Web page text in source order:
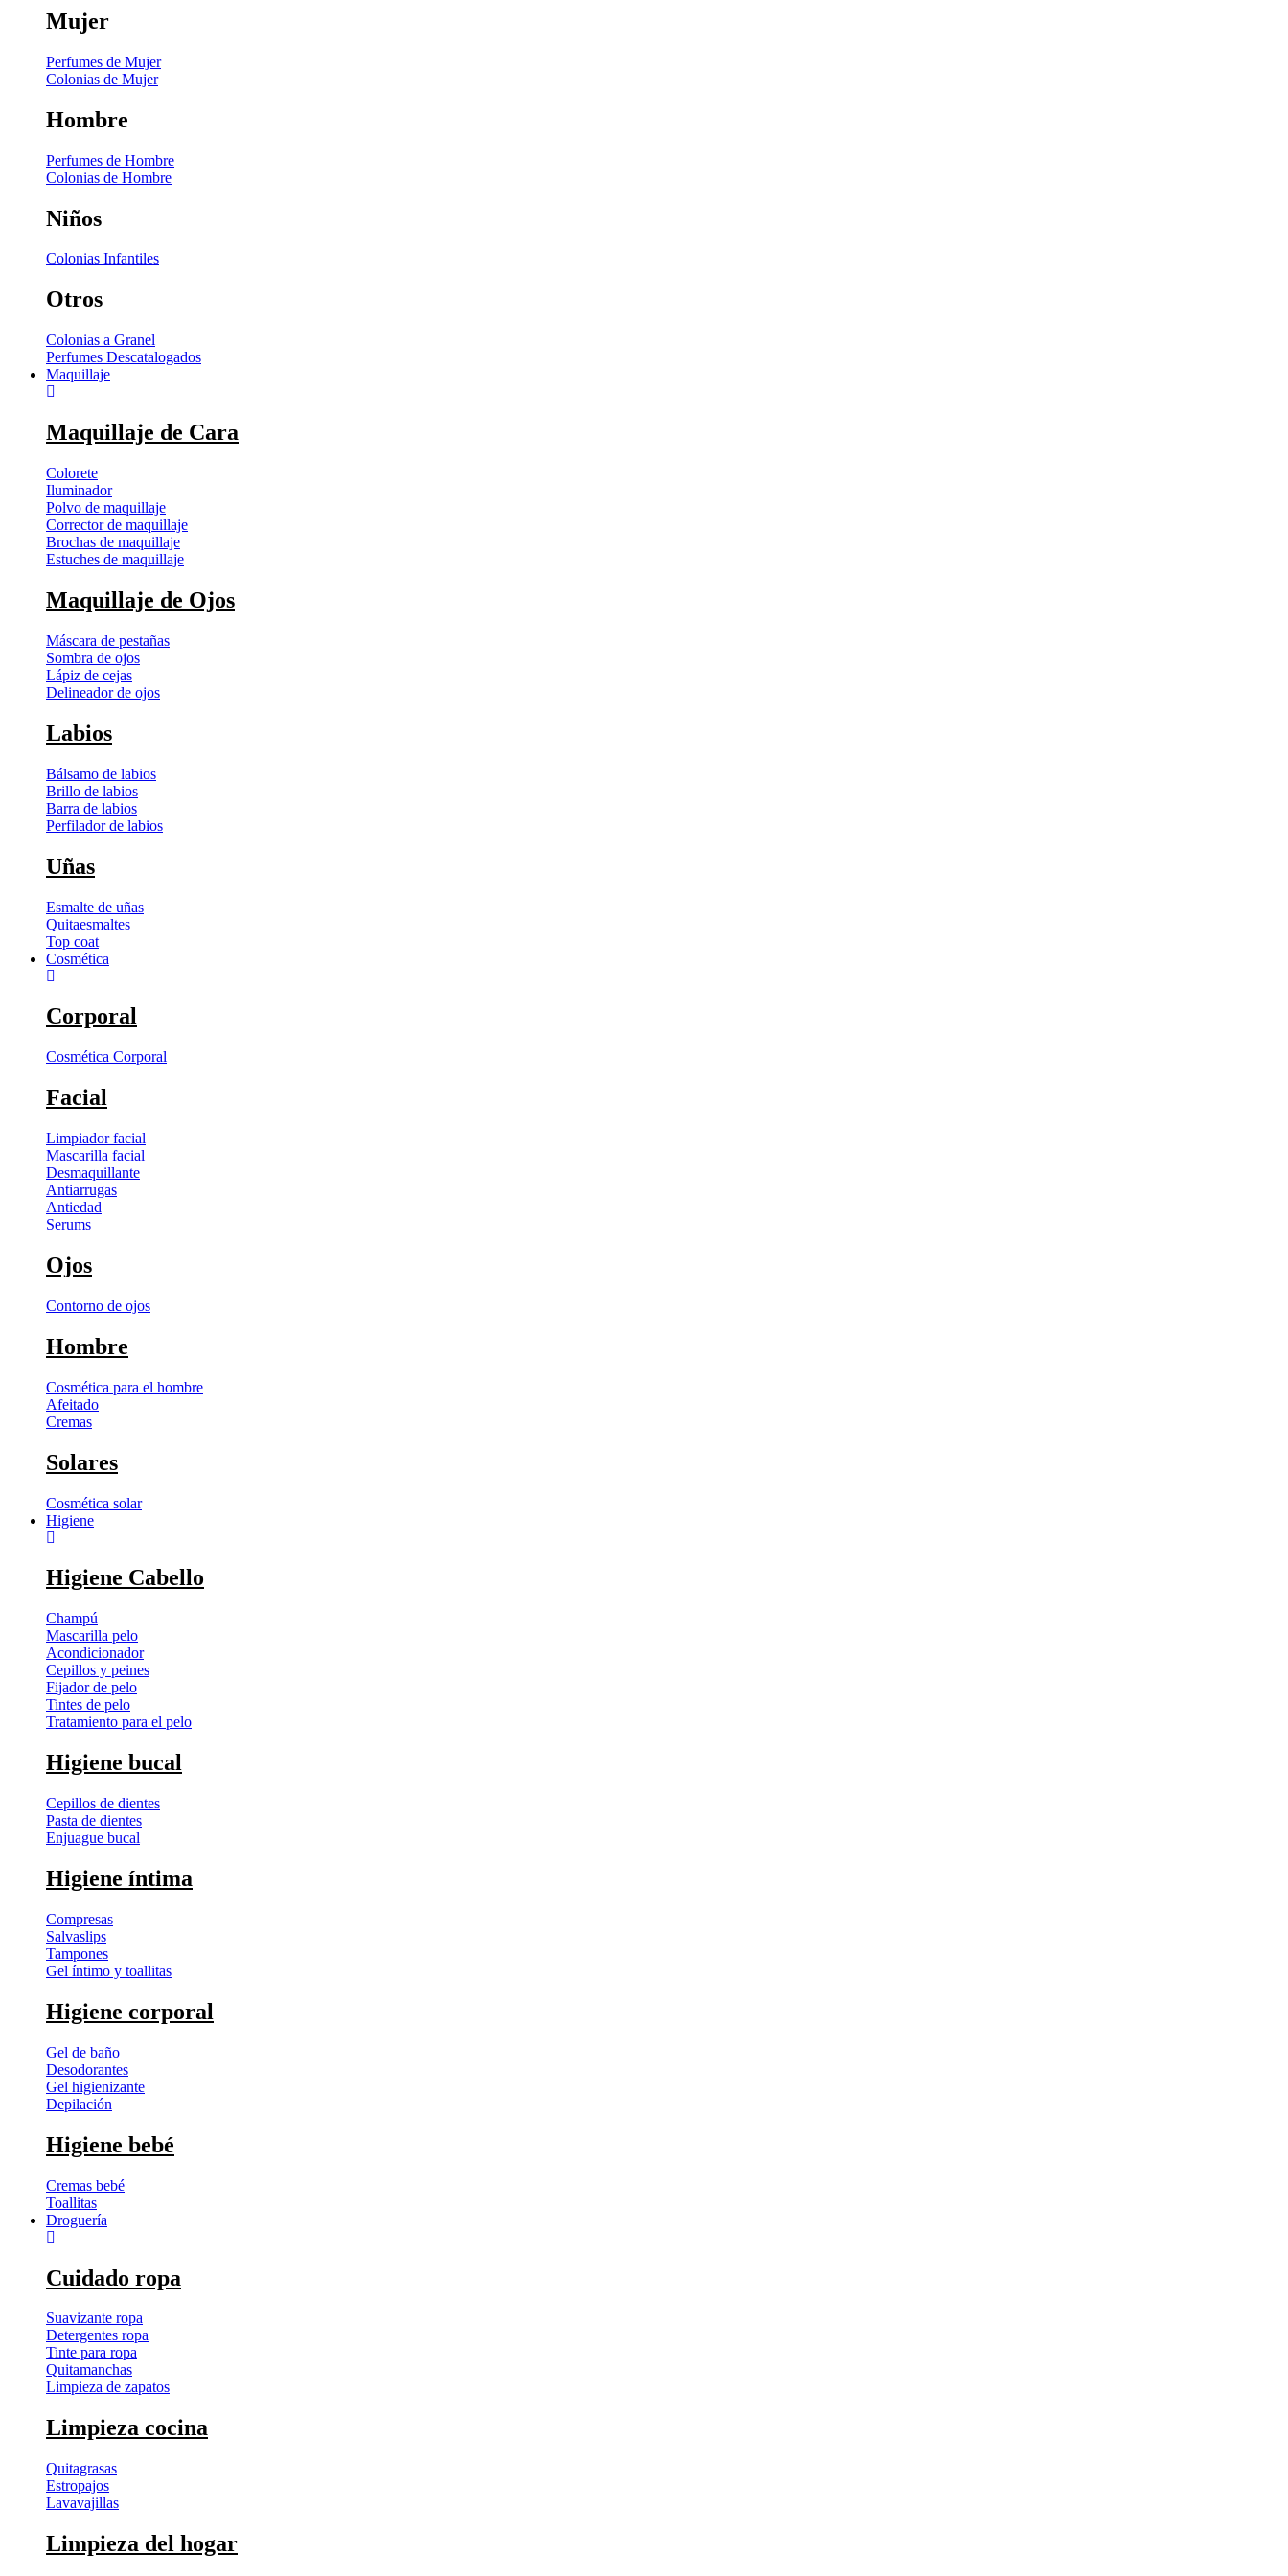
Mujer
Perfumes de Mujer
Colonias de Mujer
Hombre
Perfumes de Hombre
Colonias de Hombre
Niños
Colonias Infantiles
Otros
Colonias a Granel
Perfumes Descatalogados
Maquillaje
Maquillaje de Cara
Colorete
Iluminador
Polvo de maquillaje
Corrector de maquillaje
Brochas de maquillaje
Estuches de maquillaje
Maquillaje de Ojos
Máscara de pestañas
Sombra de ojos
Lápiz de cejas
Delineador de ojos
Labios
Bálsamo de labios
Brillo de labios
Barra de labios
Perfilador de labios
Uñas
Esmalte de uñas
Quitaesmaltes
Top coat
Cosmética
Corporal
Cosmética Corporal
Facial
Limpiador facial
Mascarilla facial
Desmaquillante
Antiarrugas
Antiedad
Serums
Ojos
Contorno de ojos
Hombre
Cosmética para el hombre
Afeitado
Cremas
Solares
Cosmética solar
Higiene
Higiene Cabello
Champú
Mascarilla pelo
Acondicionador
Cepillos y peines
Fijador de pelo
Tintes de pelo
Tratamiento para el pelo
Higiene bucal
Cepillos de dientes
Pasta de dientes
Enjuague bucal
Higiene íntima
Compresas
Salvaslips
Tampones
Gel íntimo y toallitas
Higiene corporal
Gel de baño
Desodorantes
Gel higienizante
Depilación
Higiene bebé
Cremas bebé
Toallitas
Droguería
Cuidado ropa
Suavizante ropa
Detergentes ropa
Tinte para ropa
Quitamanchas
Limpieza de zapatos
Limpieza cocina
Quitagrasas
Estropajos
Lavavajillas
Limpieza del hogar